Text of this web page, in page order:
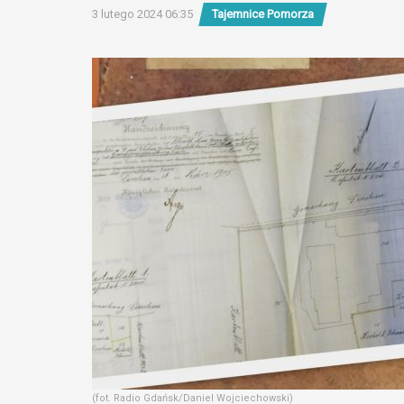
3 lutego 2024 06:35 Tajemnice Pomorza
(fot. Radio Gdańsk/Daniel Wojciechowski)